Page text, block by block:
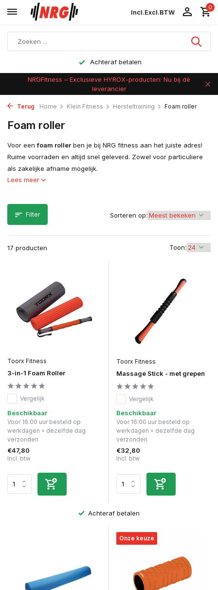
Incl.Excl.BTW
0
Achteraf betalen
NRGFitness – Exclusieve HYROX-producten: Nu bij dé
leverancier
Terug Home Klein Fitness Hersteltraining Foam roller
Foam roller
Voor eenfoam roller ben je bij NRG fitness aan het juiste adres!
Ruime voorraden en altijd snel geleverd. Zowel voor particuliere
als zakelijke afname mogelijk.
Lees meer
Filter
17 producten Toon:
Sorteren op:
Toorx Fitness
3-in-1 Foam Roller
Vergelijk
Beschikbaar
Voor 16:00 uur besteld op
werkdagen = dezelfde dag
verzonden
€47,80
Incl. btw
Toorx Fitness
Massage Stick - met grepen
Vergelijk
Beschikbaar
Voor 16:00 uur besteld op
werkdagen = dezelfde dag
verzonden
€32,80
Incl. btw
Achteraf betalen
Onze keuze